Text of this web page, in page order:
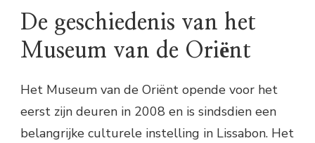
De geschiedenis van het
Museum van de Oriënt
Het Museum van de Oriënt opende voor het
eerst zijn deuren in 2008 en is sindsdien een
belangrijke culturele instelling in Lissabon. Het